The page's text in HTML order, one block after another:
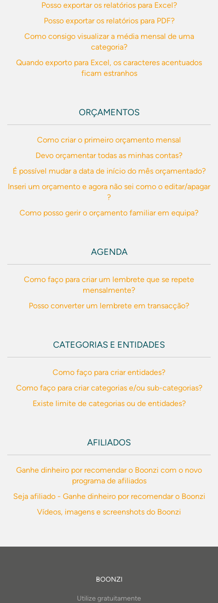
Posso exportar os relatórios para Excel?
Posso exportar os relatórios para PDF?
Como consigo visualizar a média mensal de uma
categoria?
Quando exporto para Excel, os caracteres acentuados
ficam estranhos
ORÇAMENTOS
Como criar o primeiro orçamento mensal
Devo orçamentar todas as minhas contas?
É possível mudar a data de início do mês orçamentado?
Inseri um orçamento e agora não sei como o editar/apagar
?
Como posso gerir o orçamento familiar em equipa?
AGENDA
Como faço para criar um lembrete que se repete
mensalmente?
Posso converter um lembrete em transacção?
CATEGORIAS E ENTIDADES
Como faço para criar entidades?
Como faço para criar categorias e/ou sub-categorias?
Existe limite de categorias ou de entidades?
AFILIADOS
Ganhe dinheiro por recomendar o Boonzi com o novo
programa de afiliados
Seja afiliado - Ganhe dinheiro por recomendar o Boonzi
Vídeos, imagens e screenshots do Boonzi
BOONZI
Utilize gratuitamente